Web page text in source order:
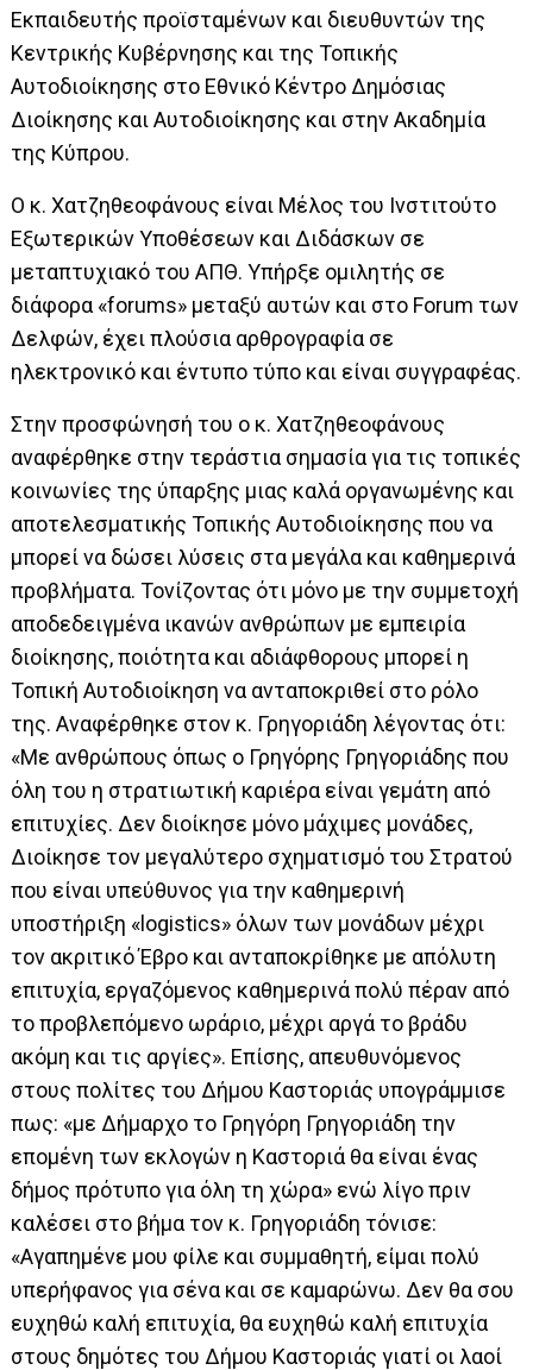
Εκπαιδευτής προϊσταμένων και διευθυντών της
Κεντρικής Κυβέρνησης και της Τοπικής
Αυτοδιοίκησης στο Εθνικό Κέντρο Δημόσιας
Διοίκησης και Αυτοδιοίκησης και στην Ακαδημία
της Κύπρου.
Ο κ. Χατζηθεοφάνους είναι Μέλος του Ινστιτούτο
Εξωτερικών Υποθέσεων και Διδάσκων σε
μεταπτυχιακό του ΑΠΘ. Υπήρξε ομιλητής σε
διάφορα «forums» μεταξύ αυτών και στο Forum των
Δελφών, έχει πλούσια αρθρογραφία σε
ηλεκτρονικό και έντυπο τύπο και είναι συγγραφέας.
Στην προσφώνησή του ο κ. Χατζηθεοφάνους
αναφέρθηκε στην τεράστια σημασία για τις τοπικές
κοινωνίες της ύπαρξης μιας καλά οργανωμένης και
αποτελεσματικής Τοπικής Αυτοδιοίκησης που να
μπορεί να δώσει λύσεις στα μεγάλα και καθημερινά
προβλήματα. Τονίζοντας ότι μόνο με την συμμετοχή
αποδεδειγμένα ικανών ανθρώπων με εμπειρία
διοίκησης, ποιότητα και αδιάφθορους μπορεί η
Τοπική Αυτοδιοίκηση να ανταποκριθεί στο ρόλο
της. Αναφέρθηκε στον κ. Γρηγοριάδη λέγοντας ότι:
«Με ανθρώπους όπως ο Γρηγόρης Γρηγοριάδης που
όλη του η στρατιωτική καριέρα είναι γεμάτη από
επιτυχίες. Δεν διοίκησε μόνο μάχιμες μονάδες,
Διοίκησε τον μεγαλύτερο σχηματισμό του Στρατού
που είναι υπεύθυνος για την καθημερινή
υποστήριξη «logistics» όλων των μονάδων μέχρι
τον ακριτικό Έβρο και ανταποκρίθηκε με απόλυτη
επιτυχία, εργαζόμενος καθημερινά πολύ πέραν από
το προβλεπόμενο ωράριο, μέχρι αργά το βράδυ
ακόμη και τις αργίες». Επίσης, απευθυνόμενος
στους πολίτες του Δήμου Καστοριάς υπογράμμισε
πως: «με Δήμαρχο το Γρηγόρη Γρηγοριάδη την
επομένη των εκλογών η Καστοριά θα είναι ένας
δήμος πρότυπο για όλη τη χώρα» ενώ λίγο πριν
καλέσει στο βήμα τον κ. Γρηγοριάδη τόνισε:
«Αγαπημένε μου φίλε και συμμαθητή, είμαι πολύ
υπερήφανος για σένα και σε καμαρώνω. Δεν θα σου
ευχηθώ καλή επιτυχία, θα ευχηθώ καλή επιτυχία
στους δημότες του Δήμου Καστοριάς γιατί οι λαοί